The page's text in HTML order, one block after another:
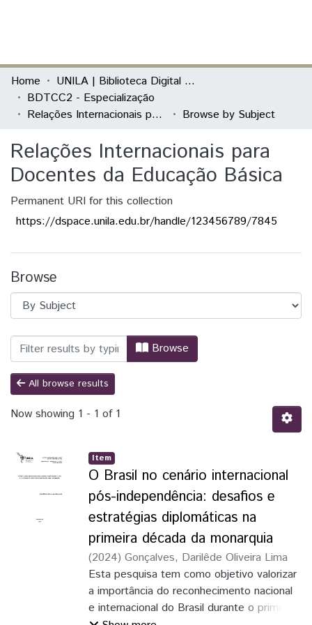
Communities & Collections
All of DSpace
Home
UNILA | Biblioteca Digital de Trabalhos de Conclusão de Curso
BDTCC2 - Especialização
Relações Internacionais para Docentes da Educação Básica
Browse by Subject
Relações Internacionais para
Docentes da Educação Básica
Permanent URI for this collection
https://dspace.unila.edu.br/handle/123456789/7845
Browse
Browsing Relações Internacionais
Browse
All browse results
Now showing 1 - 1 of 1
Item
O Brasil no cenário internacional
pós-independência: desafios e
estratégias diplomáticas na
primeira década da monarquia
(2024) Gonçalves, Darilêde Oliveira Lima
Esta pesquisa tem como objetivo valorizar
a importância do reconhecimento nacional
e internacional do Brasil durante o primeiro